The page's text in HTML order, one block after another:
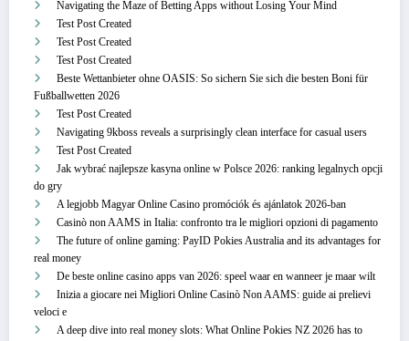
Navigating the Maze of Betting Apps without Losing Your Mind
Test Post Created
Test Post Created
Test Post Created
Beste Wettanbieter ohne OASIS: So sichern Sie sich die besten Boni für
Fußballwetten 2026
Test Post Created
Navigating 9kboss reveals a surprisingly clean interface for casual users
Test Post Created
Jak wybrać najlepsze kasyna online w Polsce 2026: ranking legalnych opcji
do gry
A legjobb Magyar Online Casino promóciók és ajánlatok 2026-ban
Casinò non AAMS in Italia: confronto tra le migliori opzioni di pagamento
The future of online gaming: PayID Pokies Australia and its advantages for
real money
De beste online casino apps van 2026: speel waar en wanneer je maar wilt
Inizia a giocare nei Migliori Online Casinò Non AAMS: guide ai prelievi
veloci e
A deep dive into real money slots: What Online Pokies NZ 2026 has to